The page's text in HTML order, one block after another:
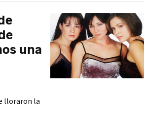
una
lloraron la